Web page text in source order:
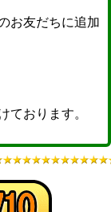
お友だちに追加
ております。